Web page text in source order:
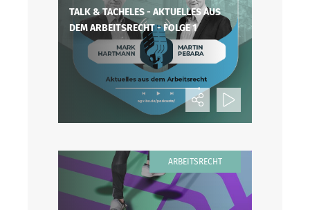
TALK & TACHELES - AKTUELLES AUS
DEM ARBEITSRECHT - FOLGE 1
ARBEITSRECHT